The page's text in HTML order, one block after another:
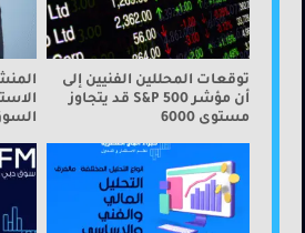
توقعات المحللين الفنيين إلى
أن مؤشر S&P 500 قد يتجاوز
مستوى 6000